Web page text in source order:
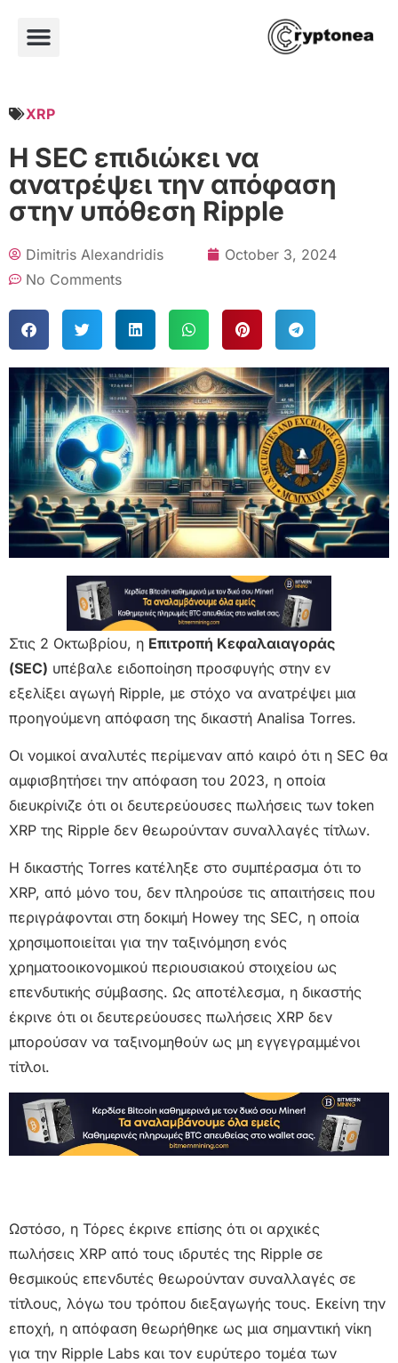
XRP
Η SEC επιδιώκει να
ανατρέψει την απόφαση
στην υπόθεση Ripple
Dimitris Alexandridis
October 3, 2024
No Comments
Στις 2 Οκτωβρίου, η Επιτροπή Κεφαλαιαγοράς
(SEC) υπέβαλε ειδοποίηση προσφυγής στην εν
εξελίξει αγωγή Ripple, με στόχο να ανατρέψει μια
προηγούμενη απόφαση της δικαστή Analisa Torres.
Οι νομικοί αναλυτές περίμεναν από καιρό ότι η SEC θα
αμφισβητήσει την απόφαση του 2023, η οποία
διευκρίνιζε ότι οι δευτερεύουσες πωλήσεις των token
XRP της Ripple δεν θεωρούνταν συναλλαγές τίτλων.
H δικαστής Torres κατέληξε στο συμπέρασμα ότι το
XRP, από μόνο του, δεν πληρούσε τις απαιτήσεις που
περιγράφονται στη δοκιμή Howey της SEC, η οποία
χρησιμοποιείται για την ταξινόμηση ενός
χρηματοοικονομικού περιουσιακού στοιχείου ως
επενδυτικής σύμβασης. Ως αποτέλεσμα, η δικαστής
έκρινε ότι οι δευτερεύουσες πωλήσεις XRP δεν
μπορούσαν να ταξινομηθούν ως μη εγγεγραμμένοι
τίτλοι.
Ωστόσο, η Τόρες έκρινε επίσης ότι οι αρχικές
πωλήσεις XRP από τους ιδρυτές της Ripple σε
θεσμικούς επενδυτές θεωρούνταν συναλλαγές σε
τίτλους, λόγω του τρόπου διεξαγωγής τους. Εκείνη την
εποχή, η απόφαση θεωρήθηκε ως μια σημαντική νίκη
για την Ripple Labs και τον ευρύτερο τομέα των